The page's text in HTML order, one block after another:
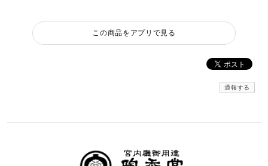
この商品をアプリで見る
通報する